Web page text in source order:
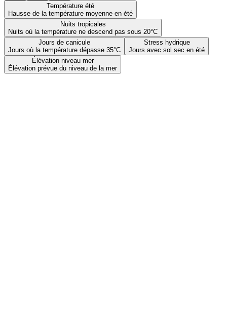
Température été
Hausse de la température moyenne en été
Nuits tropicales
Nuits où la température ne descend pas sous 20°C
Jours de canicule
Jours où la température dépasse 35°C
Stress hydrique
Jours avec sol sec en été
Élévation niveau mer
Élévation prévue du niveau de la mer